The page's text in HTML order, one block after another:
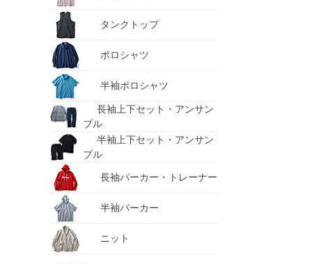
タンクトップ
ポロシャツ
半袖ポロシャツ
長袖上下セット・アンサン
ブル
半袖上下セット・アンサン
ブル
長袖パーカー・トレーナー
半袖パーカー
ニット